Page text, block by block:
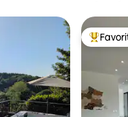
Glavni